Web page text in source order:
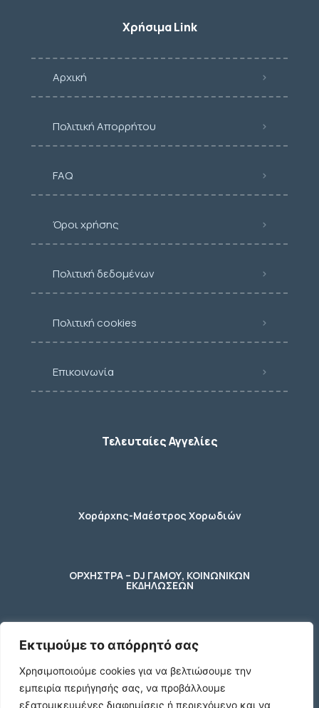
Εκτιμούμε το απόρρητό σας
Χρησιμοποιούμε cookies για να βελτιώσουμε την
εμπειρία περιήγησής σας, να προβάλλουμε
εξατομικευμένες διαφημίσεις ή περιεχόμενο και να
Χρήσιμα Link
Αρχική
Πολιτική Απορρήτου
FAQ
Όροι χρήσης
Πολιτική δεδομένων
Πολιτική cookies
Επικοινωνία
Τελευταίες Αγγελίες
Χοράρχης-Μαέστρος Χορωδιών
ΟΡΧΗΣΤΡΑ – DJ ΓΑΜΟΥ, ΚΟΙΝΩΝΙΚΩΝ
ΕΚΔΗΛΩΣΕΩΝ
φύλακας – κηπουρος
2 Ποτήρια μπύρας ενός λίτρου (1 L)